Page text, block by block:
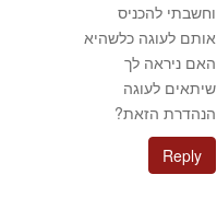
וחשבתי להכניס
אותם לעוגה כלשהיא
האם ניראה לך
שיתאים לעוגה
הנהדרת הזאת?
Reply